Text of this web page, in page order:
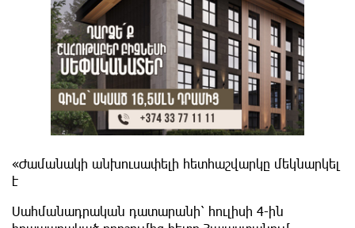
«Ժամանակի անխուսափելի հետհաշվարկը մեկնարկել
է
Սահմանադրական դատարանի՝ հուլիսի 4-ին